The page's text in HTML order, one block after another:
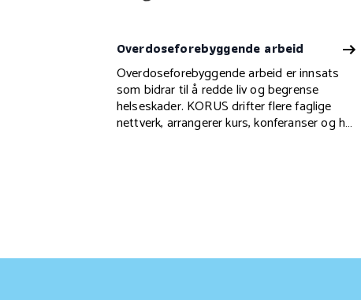
Overdoseforebyggende arbeid
Overdoseforebyggende arbeid er innsats
som bidrar til å redde liv og begrense
helseskader. KORUS drifter flere faglige
nettverk, arrangerer kurs, konferanser og har